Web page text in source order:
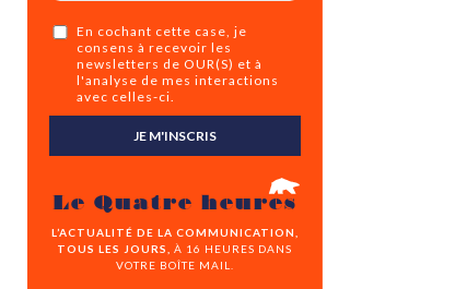
En cochant cette case, je
consens à recevoir les
newsletters de OUR(S) et à
l'analyse de mes interactions
avec celles-ci.
JE M'INSCRIS
Le Quatre heures
L’ACTUALITÉ DE LA COMMUNICATION,
TOUS LES JOURS,
À 16 HEURES DANS
VOTRE BOÎTE MAIL.